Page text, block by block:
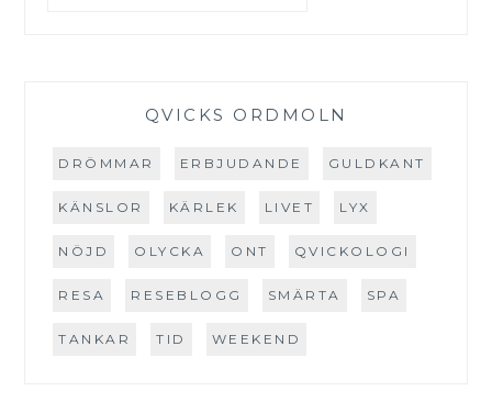
QVICKS ORDMOLN
DRÖMMAR ERBJUDANDE GULDKANT
KÄNSLOR KÄRLEK LIVET LYX
NÖJD OLYCKA ONT QVICKOLOGI
RESA RESEBLOGG SMÄRTA SPA
TANKAR TID WEEKEND